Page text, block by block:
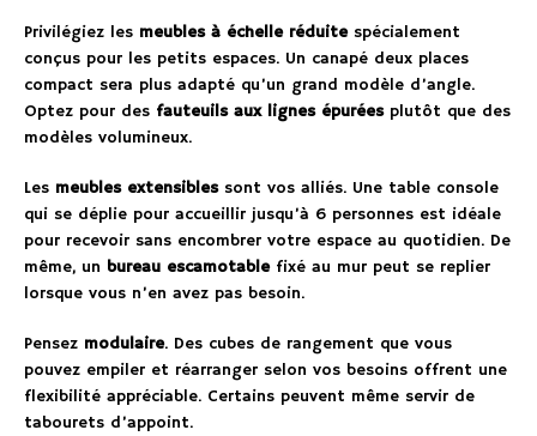
Privilégiez les meubles à échelle réduitespécialement
conçus pour les petits espaces. Un canapé deux places
compact sera plus adapté qu’un grand modèle d’angle.
Optez pour des fauteuils aux lignes épuréesplutôt que des
modèles volumineux.
Les meubles extensiblessont vos alliés. Une table console
qui se déplie pour accueillir jusqu’à 6 personnes est idéale
pour recevoir sans encombrer votre espace au quotidien. De
même, un bureau escamotablefixé au mur peut se replier
lorsque vous n’en avez pas besoin.
Pensez modulaire. Des cubes de rangement que vous
pouvez empiler et réarranger selon vos besoins offrent une
flexibilité appréciable. Certains peuvent même servir de
tabourets d’appoint.